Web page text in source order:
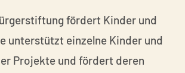
fördert Kinder und
unterstützt einzelne Kinder und
Projekte und fördert deren